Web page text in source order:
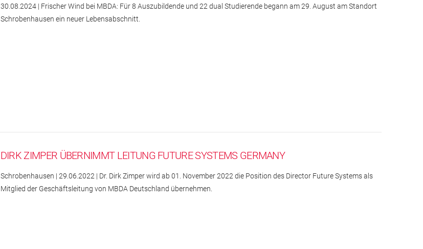
30.08.2024 | Frischer Wind bei MBDA: Für 8 Auszubildende und 22 dual Studierende begann am 29. August am Standort
Schrobenhausen ein neuer Lebensabschnitt.
DIRK ZIMPER ÜBERNIMMT LEITUNG FUTURE SYSTEMS GERMANY
Schrobenhausen | 29.06.2022 | Dr. Dirk Zimper wird ab 01. November 2022 die Position des Director Future Systems als
Mitglied der Geschäftsleitung von MBDA Deutschland übernehmen.